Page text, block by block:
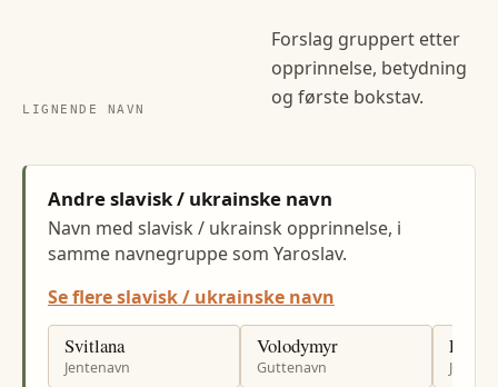
LIGNENDE NAVN
Forslag gruppert etter
opprinnelse, betydning
og første bokstav.
Andre slavisk / ukrainske navn
Navn med slavisk / ukrainsk opprinnelse, i
samme navnegruppe som Yaroslav.
Se flere slavisk / ukrainske navn
Svitlana
Jentenavn
Volodymyr
Guttenavn